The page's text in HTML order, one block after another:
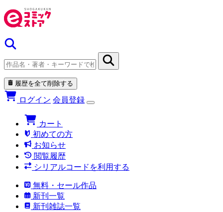
履歴を全て削除する
ログイン 会員登録
カート
初めての方
お知らせ
閲覧履歴
シリアルコードを利用する
無料・セール作品
新刊一覧
新刊雑誌一覧